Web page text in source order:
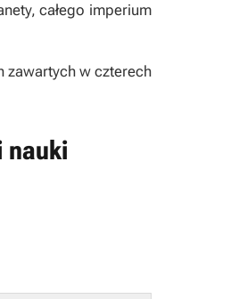
całego imperium
zawartych w czterech
nauki